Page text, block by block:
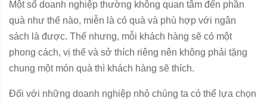
Một số doanh nghiệp thường không quan tâm đến phần
quà như thế nào, miễn là có quà và phù hợp với ngân
sách là được. Thế nhưng, mỗi khách hàng sẽ có một
phong cách, vị thế và sở thích riêng nên không phải tặng
chung một món quà thì khách hàng sẽ thích.
Đối với những doanh nghiệp nhỏ chúng ta có thể lựa chọn